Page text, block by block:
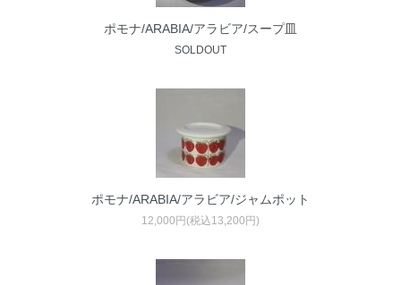
ポモナ/ARABIA/アラビア/スープ皿
SOLDOUT
ポモナ/ARABIA/アラビア/ジャムポット
12,000円(税込13,200円)